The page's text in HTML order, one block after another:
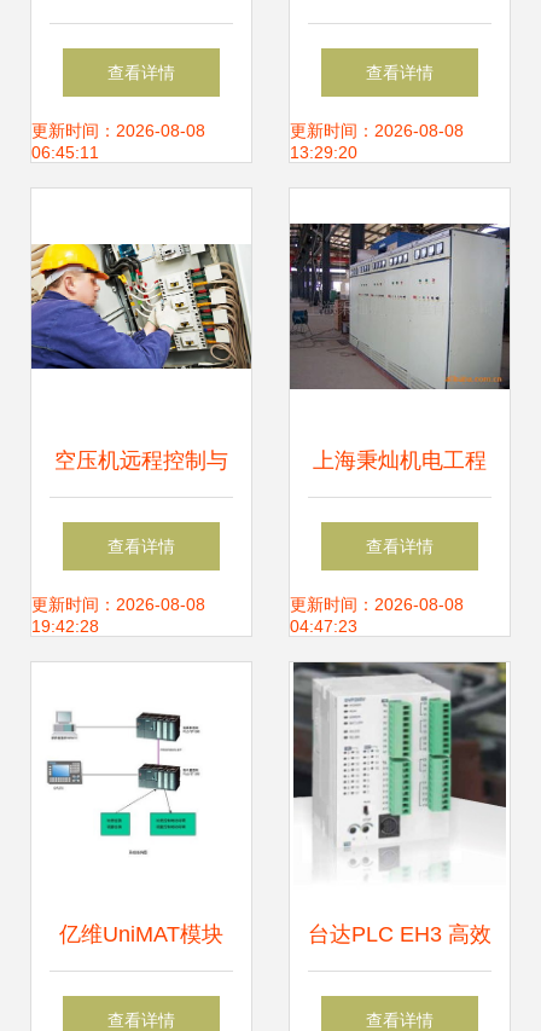
列在宣伟涂料工厂
弱电系统中的应用
查看详情
更新时间：2026-08-08
06:45:11
粒供料系统厂价直
供与机电控制系统
查看详情
更新时间：2026-08-08
13:29:20
空压机远程控制与
机电系统协同下的
设备维修管理优化
查看详情
更新时间：2026-08-08
19:42:28
上海秉灿机电工程
自动化成套控制系
统及机电控制系统
核心产品概览
查看详情
更新时间：2026-08-08
04:47:23
亿维UniMAT模块
在涂布白板纸生产
查看详情
台达PLC EH3 高效
稳定的工业控制解
查看详情